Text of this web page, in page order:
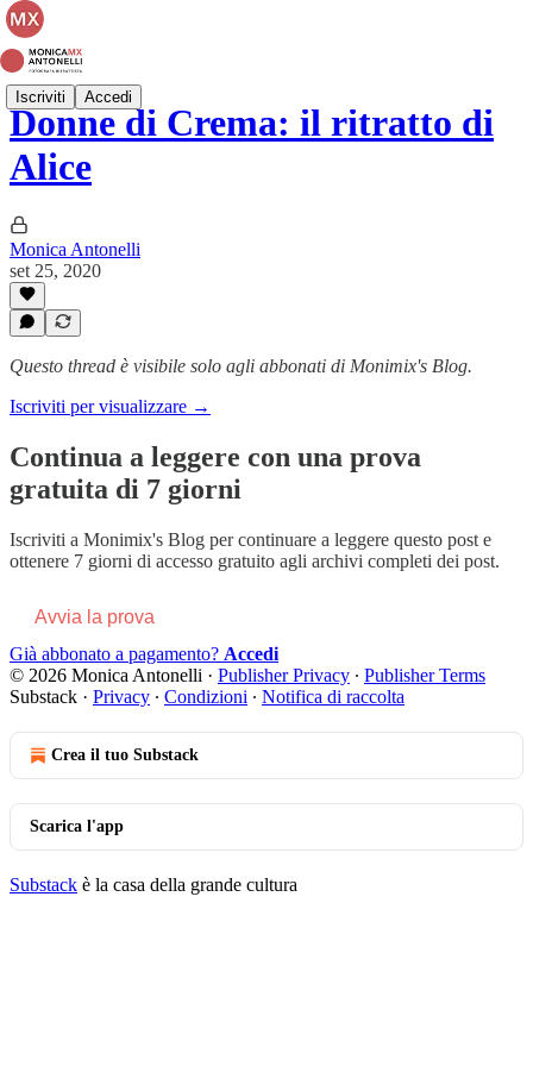
Iscriviti Accedi
Donne di Crema: il ritratto di
Alice
Monica Antonelli
set 25, 2020
Questo thread è visibile solo agli abbonati di Monimix's Blog.
Iscriviti per visualizzare →
Continua a leggere con una prova
gratuita di 7 giorni
Iscriviti a Monimix's Blog per continuare a leggere questo post e
ottenere 7 giorni di accesso gratuito agli archivi completi dei post.
Avvia la prova
Già abbonato a pagamento? Accedi
© 2026 Monica Antonelli · Publisher Privacy ∙ Publisher Terms
Substack · Privacy ∙ Condizioni ∙ Notifica di raccolta
Crea il tuo Substack
Scarica l'app
Substack è la casa della grande cultura